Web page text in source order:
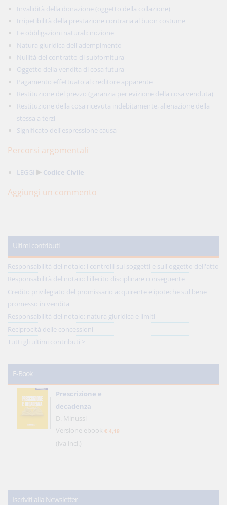
Invalidità della donazione (oggetto della collazione)
Irripetibilità della prestazione contraria al buon costume
Le obbligazioni naturali: nozione
Natura giuridica dell'adempimento
Nullità del contratto di subfornitura
Oggetto della vendita di cosa futura
Pagamento effettuato al creditore apparente
Restituzione del prezzo (garanzia per evizione della cosa venduta)
Restituzione della cosa ricevuta indebitamente, alienazione della
stessa a terzi
Significato dell'espressione causa
Percorsi argomentali
LEGGI Codice Civile
Aggiungi un commento
Ultimi contributi
Responsabilità del notaio: i controlli sui soggetti e sull'oggetto dell'atto
Responsabilità del notaio: l'illecito disciplinare conseguente
Credito privilegiato del promissario acquirente e ipoteche sul bene
promesso in vendita
Responsabilità del notaio: natura giuridica e limiti
Reciprocità delle concessioni
Tutti gli ultimi contributi >
E-Book
Prescrizione e
decadenza
D. Minussi
Versione ebook € 4,19
(iva incl.)
Iscriviti alla Newsletter